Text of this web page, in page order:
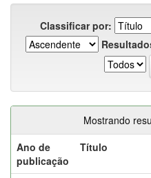
Classificar por:
Mostrando
Ano de
publicação
Título